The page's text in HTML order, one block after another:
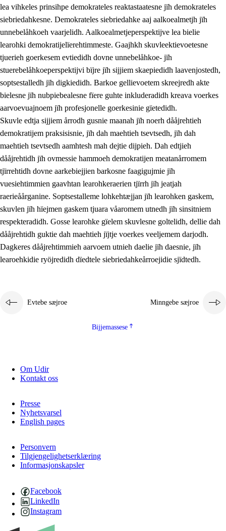
1.5 Eatnemem krööhkestidh jïh byjresegoerkesevoete
1.6 Demokratije jïh meatanårrome
lea vihkeles prinsihpe demokrateles reaktastaatesne jïh demokrateles
siebriedahkesne. Demokrateles siebriedahke aaj aalkoealmetjh jïh
unnebelåhkoeh vaarjelidh. Aalkoealmetjeperspektijve lea bielie
learohki demokratijelïerehtimmeste. Gaajhkh skuvleektievoetesne
tjuerieh goerkesem evtiedidh dovne unnebelåhkoe- jïh
stuerebelåhkoeperspektijvi bïjre jïh sijjiem skaepiedidh laavenjostedh,
soptsestalledh jïh digkiedidh. Barkoe gellievoetem skreejredh akte
bielesne jïh nubpiebealesne fïere guhte inkluderadidh kreava voerkes
aarvoevuajnoem jïh profesjonelle goerkesinie gïetedidh.
Skuvle edtja sijjiem årrodh gusnie maanah jïh noerh dååjrehtieh
demokratijem praksisisnie, jïh dah maehtieh tsevtsedh, jïh dah
maehtieh tsevtsedh aamhtesh mah dejtie dijpieh. Dah edtjieh
dååjrehtidh jïh ovmessie hammoeh demokratijen meatanårromem
tjïrrehtidh dovne aarkebiejjien barkosne faagigujmie jïh
vuesiehtimmien gaavhtan learohkeraerien tjïrrh jïh jeatjah
raerieåårganine. Soptsestalleme lohkehtæjjan jïh learohken gaskem,
skuvlen jïh hïejmen gaskem tjuara våaromem utnedh jïh sinsitniem
respekteradidh. Gosse learohke gïelem skuvlesne goltelidh, dellie dah
dååjrehtidh guktie dah maehtieh jïjtje voerkes veeljemem darjodh.
Dagkeres dååjrehtimmieh aarvoem utnieh daelie jïh daesnie, jïh
learoehkidie ryöjredidh dïedtele siebriedahkeårroejidie sjïdtedh.
Evtebe sæjroe Minngebe sæjroe
Bijjemassese
Om Udir
Kontakt oss
Presse
Nyhetsvarsel
English pages
Personvern
Tilgjengelighetserklæring
Informasjonskapsler
Facebook
LinkedIn
Instagram